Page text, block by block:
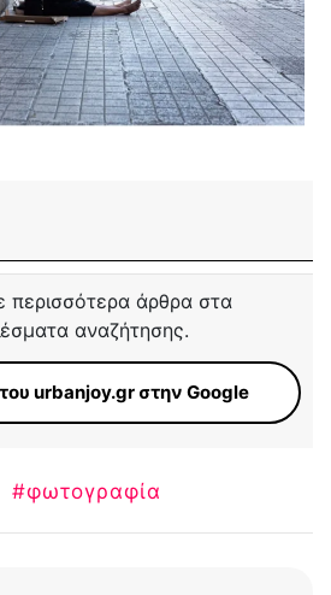
περισσότερα άρθρα στα
αναζήτησης.
urbanjoy.gr στην Google
#φωτογραφία